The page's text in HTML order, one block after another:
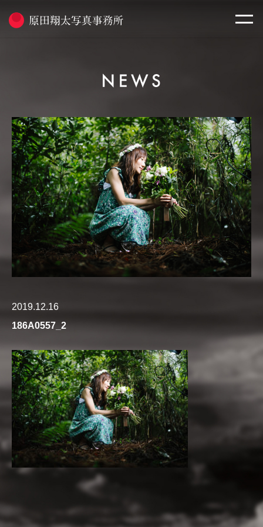
2019.12.16
186A0557_2